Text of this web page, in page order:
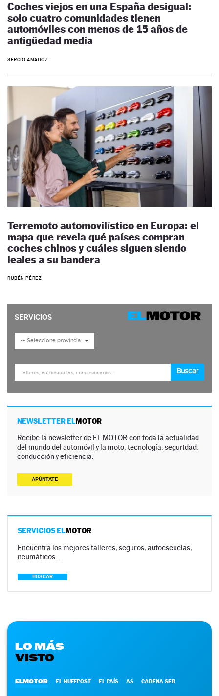
Coches viejos en una España desigual:
solo cuatro comunidades tienen
automóviles con menos de 15 años de
antigüedad media
SERGIO AMADOZ
Terremoto automovilístico en Europa: el
mapa que revela qué países compran
coches chinos y cuáles siguen siendo
leales a su bandera
RUBÉN PÉREZ
NEWSLETTER ELMOTOR
Recibe la newsletter de EL MOTOR con toda la actualidad
del mundo del automóvil y la moto, tecnología, seguridad,
conducción y eficiencia.
APÚNTATE
SERVICIOS ELMOTOR
Encuentra los mejores talleres, seguros, autoescuelas,
neumáticos…
BUSCAR
LO MÁS
VISTO
ELMOTOR EL HUFFPOST EL PAÍS AS CADENA SER